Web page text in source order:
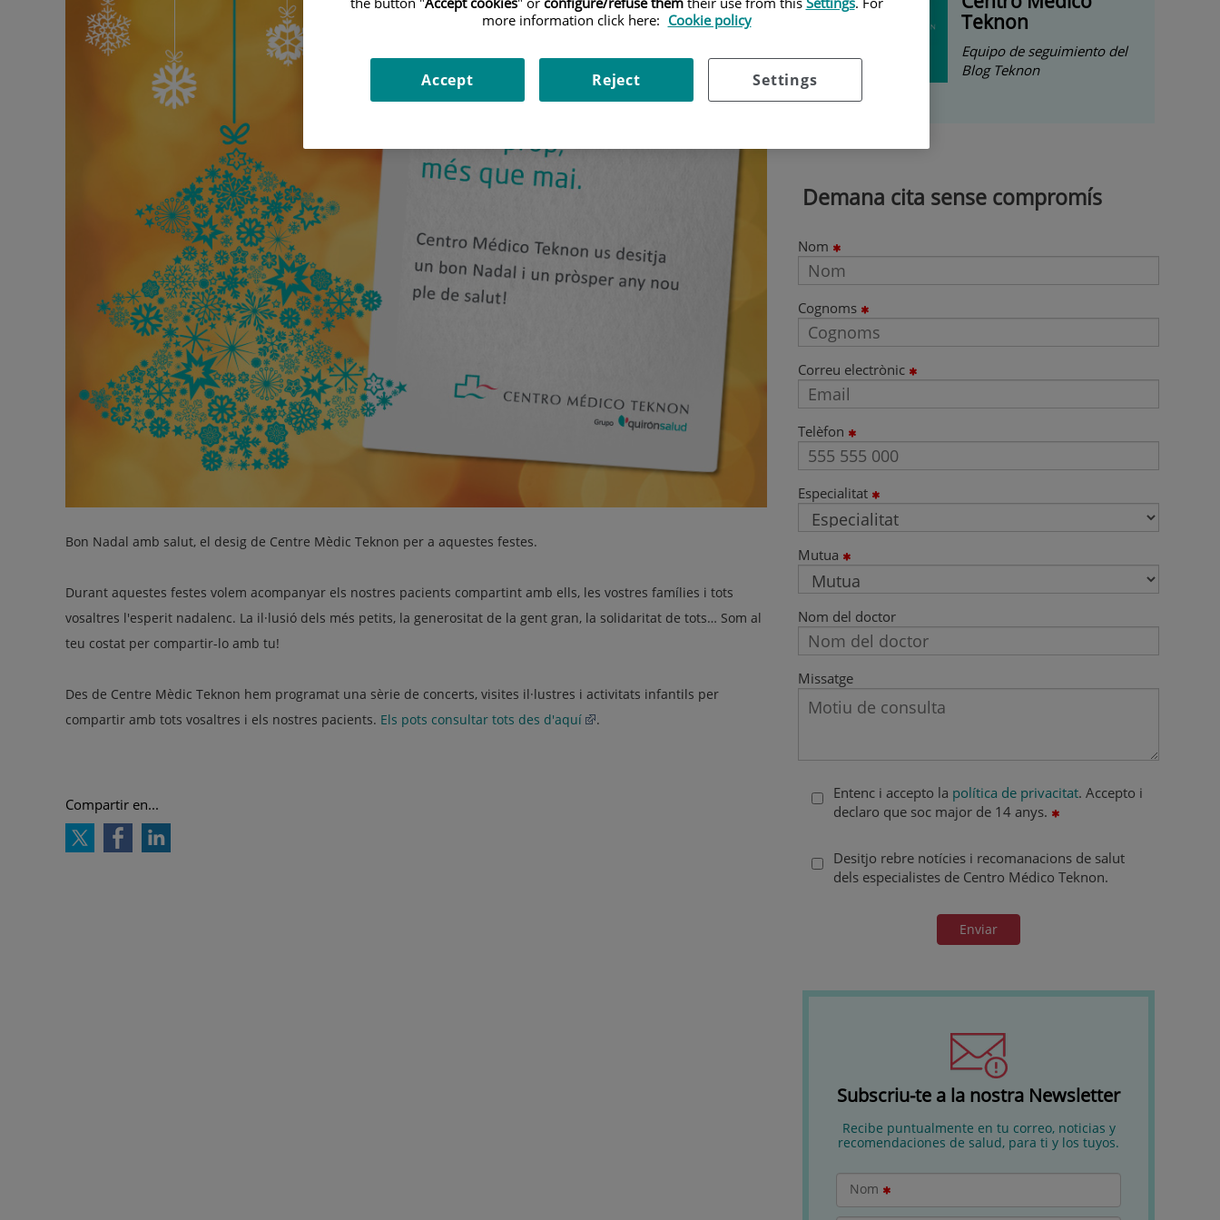
Bon Nadal amb salut, el desig de Centre Mèdic Teknon per a aquestes festes.
Durant aquestes festes volem acompanyar els nostres pacients compartint amb ells, les vostres famílies i tots
vosaltres l'esperit nadalenc. La il·lusió dels més petits, la generositat de la gent gran, la solidaritat de tots… Som al
teu costat per compartir-lo amb tu!
Des de Centre Mèdic Teknon hem programat una sèrie de concerts, visites il·lustres i activitats infantils per
compartir amb tots vosaltres i els nostres pacients. Els pots consultar tots des d'aquí .
Compartir en...
Teknon
Equipo de seguimiento del
Blog Teknon
Demana cita sense compromís
Nom
Cognoms
Correu electrònic
Telèfon
Especialitat
Mutua
Nom del doctor
Missatge
Entenc i accepto la política de privacitat. Accepto i
declaro que soc major de 14 anys.
Desitjo rebre notícies i recomanacions de salut
dels especialistes de Centro Médico Teknon.
Enviar
Subscriu-te a la nostra Newsletter
Recibe puntualmente en tu correo, noticias y
recomendaciones de salud, para ti y los tuyos.
Nom
more information click here: Cookie policy
Settings
Reject
Accept